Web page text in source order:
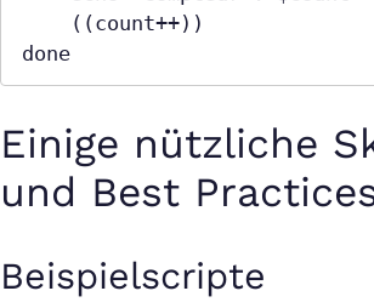
done
Einige nützliche
und Best
Beispielscripte